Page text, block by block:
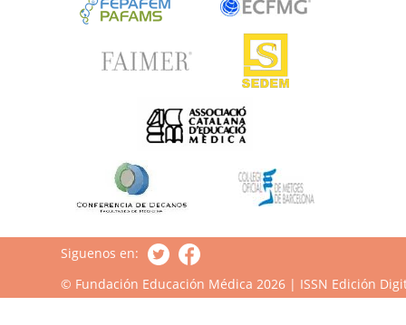
Siguenos en:
© Fundación Educación Médica 2026 | ISSN Edición